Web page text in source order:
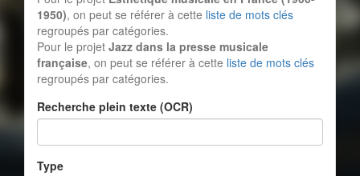
1950), on peut se référer à cette liste de mots clés
regroupés par catégories.
Pour le projet Jazz dans la presse musicale
française, on peut se référer à cette liste de mots clés
regroupés par catégories.
Recherche plein texte (OCR)
Type